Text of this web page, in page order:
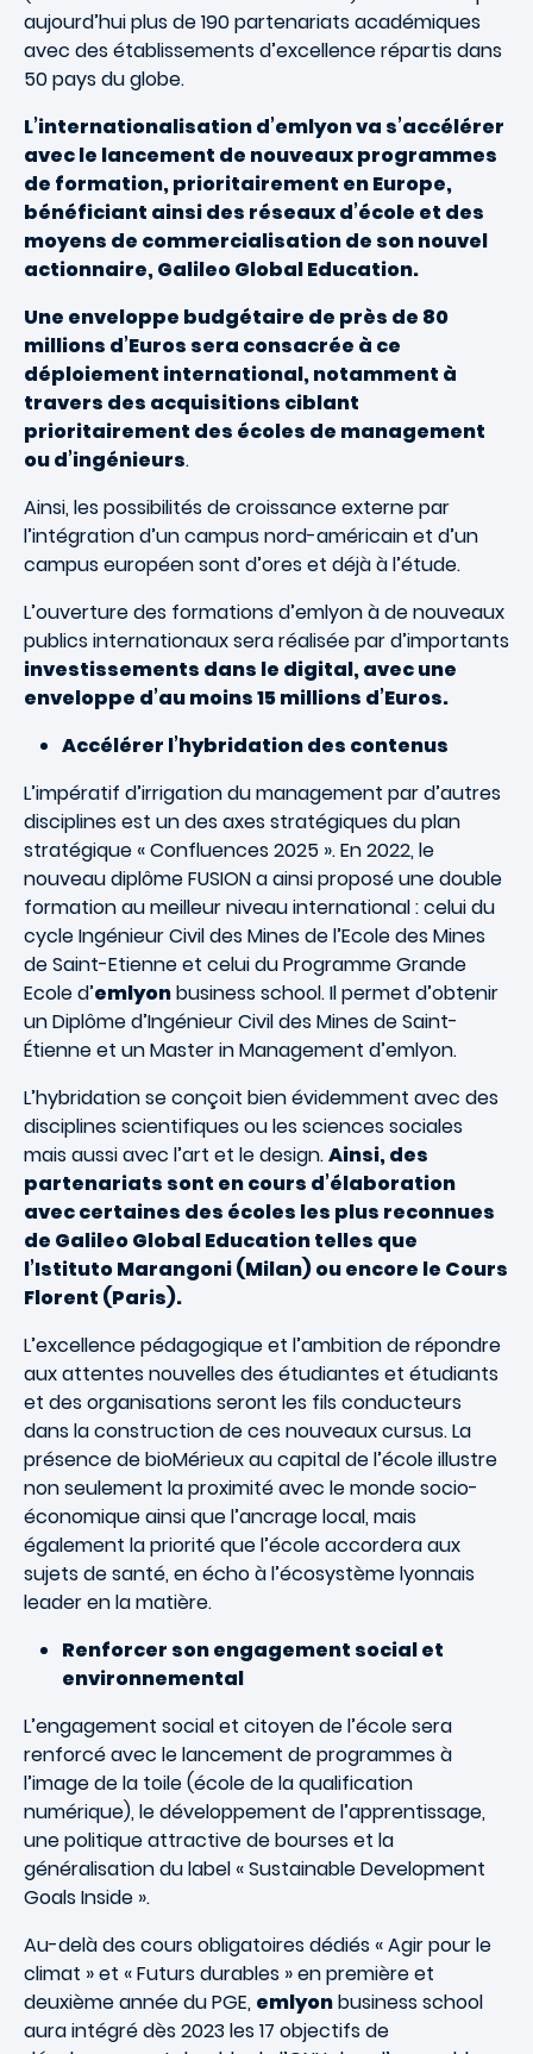
aujourd’hui plus de 190 partenariats académiques
avec des établissements d’excellence répartis dans
50 pays du globe.
L’internationalisation d’emlyon va s’accélérer
avec le lancement de nouveaux programmes
de formation, prioritairement en Europe,
bénéficiant ainsi des réseaux d’école et des
moyens de commercialisation de son nouvel
actionnaire, Galileo Global Education.
Une enveloppe budgétaire de près de 80
millions d’Euros sera consacrée à ce
déploiement international, notamment à
travers des acquisitions ciblant
prioritairement des écoles de management
ou d’ingénieurs.
Ainsi, les possibilités de croissance externe par
l’intégration d’un campus nord-américain et d’un
campus européen sont d’ores et déjà à l’étude.
L’ouverture des formations d’emlyon à de nouveaux
publics internationaux sera réalisée par d’importants
investissements dans le digital, avec une
enveloppe d’au moins 15 millions d’Euros.
Accélérer l’hybridation des contenus
L’impératif d’irrigation du management par d’autres
disciplines est un des axes stratégiques du plan
stratégique « Confluences 2025 ». En 2022, le
nouveau diplôme FUSION a ainsi proposé une double
formation au meilleur niveau international : celui du
cycle Ingénieur Civil des Mines de l’Ecole des Mines
de Saint-Etienne et celui du Programme Grande
Ecole d’emlyonbusiness school. Il permet d’obtenir
un Diplôme d’Ingénieur Civil des Mines de Saint-
Étienne et un Master in Management d’emlyon.
L’hybridation se conçoit bien évidemment avec des
disciplines scientifiques ou les sciences sociales
mais aussi avec l’art et le design.Ainsi, des
partenariats sont en cours d’élaboration
avec certaines des écoles les plus reconnues
de Galileo Global Education telles que
l’Istituto Marangoni (Milan) ou encore le Cours
Florent (Paris).
L’excellence pédagogique et l’ambition de répondre
aux attentes nouvelles des étudiantes et étudiants
et des organisations seront les fils conducteurs
dans la construction de ces nouveaux cursus. La
présence de bioMérieux au capital de l’école illustre
non seulement la proximité avec le monde socio-
économique ainsi que l’ancrage local, mais
également la priorité que l’école accordera aux
sujets de santé, en écho à l’écosystème lyonnais
leader en la matière.
Renforcer son engagement social et
environnemental
L’engagement social et citoyen de l’école sera
renforcé avec le lancement de programmes à
l’image de la toile (école de la qualification
numérique), le développement de l’apprentissage,
une politique attractive de bourses et la
généralisation du label « Sustainable Development
Goals Inside ».
Au-delà des cours obligatoires dédiés « Agir pour le
climat » et « Futurs durables » en première et
deuxième année du PGE, emlyonbusiness school
aura intégré dès 2023 les 17 objectifs de